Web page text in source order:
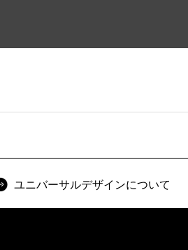
ユニバーサルデザインについて